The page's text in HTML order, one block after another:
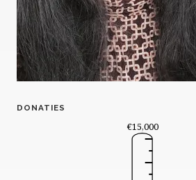
DONATIES
€15,000